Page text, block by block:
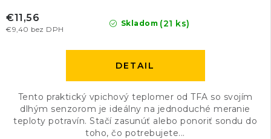
Skladom (21 ks)
€9,40 bez DPH
€11,56
DETAIL
Tento praktický vpichový teplomer od TFA so svojím
dlhým senzorom je ideálny na jednoduché meranie
teploty potravín. Stačí zasunúť alebo ponoriť sondu do
toho, čo potrebujete...